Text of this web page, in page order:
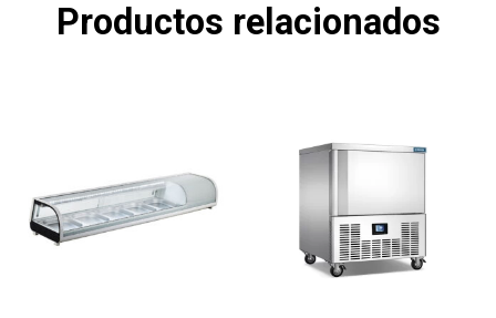
Productos relacionados